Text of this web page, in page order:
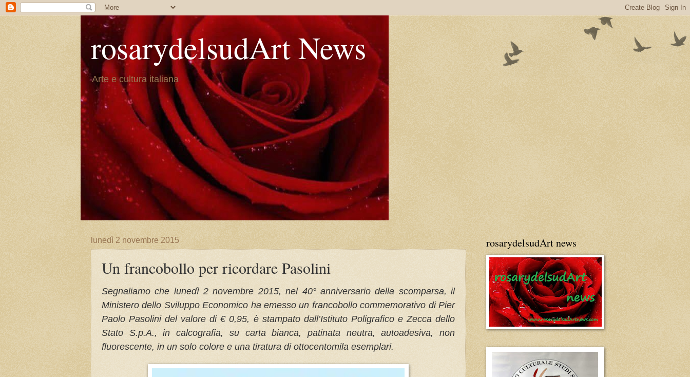
rosarydelsudArt News
Arte e cultura italiana
lunedì 2 novembre 2015
Un francobollo per ricordare Pasolini
Segnaliamo che lunedì 2 novembre 2015, nel 40° anniversario della scomparsa, il
Ministero dello Sviluppo Economico ha emesso un francobollo commemorativo di Pier
Paolo Pasolini del valore di € 0,95, è stampato dall’Istituto Poligrafico e Zecca dello
Stato S.p.A., in calcografia, su carta bianca, patinata neutra, autoadesiva, non
fluorescente, in un solo colore e una tiratura di ottocentomila esemplari.
rosarydelsudArt news